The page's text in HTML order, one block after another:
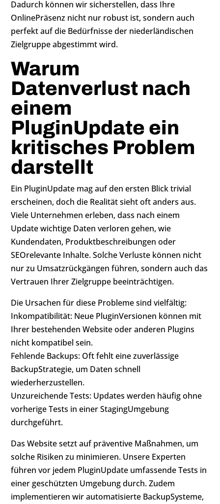
Dadurch können wir sicherstellen, dass Ihre
OnlinePräsenz nicht nur robust ist, sondern auch
perfekt auf die Bedürfnisse der niederländischen
Zielgruppe abgestimmt wird.
Warum
Datenverlust nach
einem
PluginUpdate ein
kritisches Problem
darstellt
Ein PluginUpdate mag auf den ersten Blick trivial
erscheinen, doch die Realität sieht oft anders aus.
Viele Unternehmen erleben, dass nach einem
Update wichtige Daten verloren gehen, wie
Kundendaten, Produktbeschreibungen oder
SEOrelevante Inhalte. Solche Verluste können nicht
nur zu Umsatzrückgängen führen, sondern auch das
Vertrauen Ihrer Zielgruppe beeinträchtigen.
Die Ursachen für diese Probleme sind vielfältig:
Inkompatibilität: Neue PluginVersionen können mit
Ihrer bestehenden Website oder anderen Plugins
nicht kompatibel sein.
Fehlende Backups: Oft fehlt eine zuverlässige
BackupStrategie, um Daten schnell
wiederherzustellen.
Unzureichende Tests: Updates werden häufig ohne
vorherige Tests in einer StagingUmgebung
durchgeführt.
Das Website setzt auf präventive Maßnahmen, um
solche Risiken zu minimieren. Unsere Experten
führen vor jedem PluginUpdate umfassende Tests in
einer geschützten Umgebung durch. Zudem
implementieren wir automatisierte BackupSysteme,